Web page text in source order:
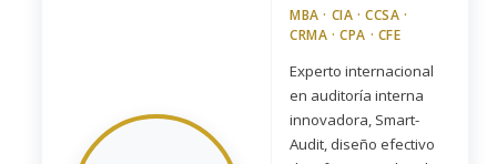
MBA · CIA · CCSA ·
CRMA · CPA · CFE
Experto internacional
en auditoría interna
innovadora, Smart-
Audit, diseño efectivo